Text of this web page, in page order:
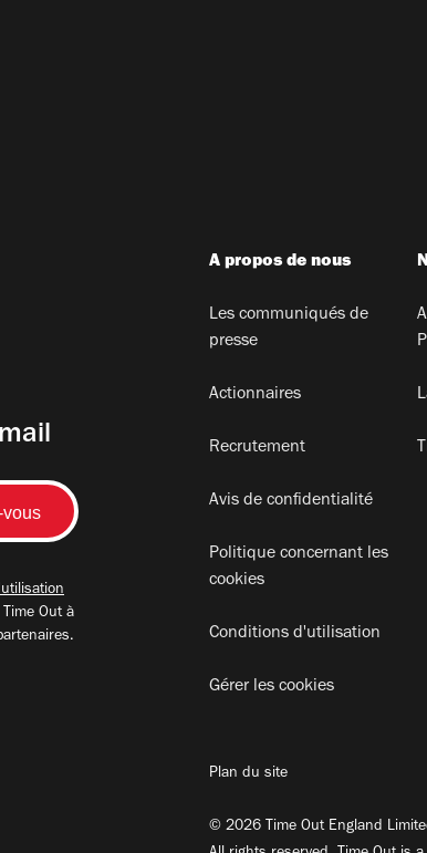
Out à
A propos de nous
Les communiqués de
presse
Actionnaires
Recrutement
Avis de confidentialité
Politique concernant les
cookies
Conditions d'utilisation
Gérer les cookies
Plan du site
© 2026 Time Out England